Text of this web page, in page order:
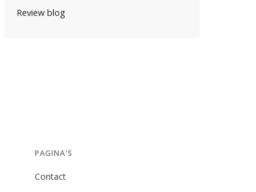
Review blog
PAGINA'S
Contact